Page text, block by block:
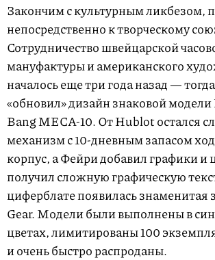
Закончим с культурным ликбезом,
непосредственно к творческому
Сотрудничество швейцарской
мануфактуры и американского
началось еще три года назад —
«обновил» дизайн знаковой
Bang MECA-10. От Hublot остался
механизм с 10-дневным запасом
корпус, а Фейри добавил графики и
получил сложную графическую
циферблате появилась знаменитая
Gear. Модели были выполнены в
цветах, лимитированы 100
и очень быстро распроданы.